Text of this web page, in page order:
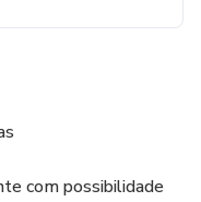
com possibilidade